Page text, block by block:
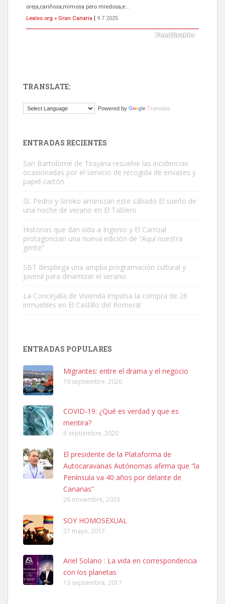
próximos días, ella incluida...
Leales.org » Gran Canaria
9.7.2025
Este gato macho ha aparecido en la calle hace menos de un mes,
Busco adopción responsable para mi perra. Pastor alemán,
hembra, 4 años. Por motivos personales ...
Leales.org » Gran Canaria
Leales.org » Gran Canaria
Ninfa perdida
El día 5 se los perdió una ninfa papillera, asustada tiene miedo a la
calle, se perdió por la zon...
Leales.org » Gran Canaria
6.7.2025
Adopcion
Busco casa de acogida para mi perrita ya que por temas de trabajo
no la puedo tener. Solo gente r...
TRANSLATE:
Powered by Translate
ENTRADAS RECIENTES
San Bartolomé de Tirajana resuelve las incidencias
ocasionadas por el servicio de recogida de envases y
papel-cartón
St. Pedro y Siroko amenizan este sábado El sueño de
una noche de verano en El Tablero
Historias que dan vida a Ingenio y El Carrizal
protagonizan una nueva edición de “Aquí nuestra
gente”
SBT despliega una amplia programación cultural y
juvenil para dinamizar el verano
La Concejalía de Vivienda impulsa la compra de 26
inmuebles en El Castillo del Romeral
ENTRADAS POPULARES
Migrantes: entre el drama y el negocio
19 septiembre, 2020
COVID-19: ¿Qué es verdad y que es
mentira?
6 septiembre, 2020
El presidente de la Plataforma de
Autocaravanas Autónomas afirma que “la
Península va 40 años por delante de
Canarias”
26 noviembre, 2023
SOY HOMOSEXUAL
27 mayo, 2017
Ariel Solano : La vida en correspondencia
con los planetas
13 septiembre, 2017